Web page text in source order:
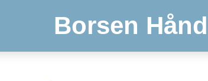
Borsen